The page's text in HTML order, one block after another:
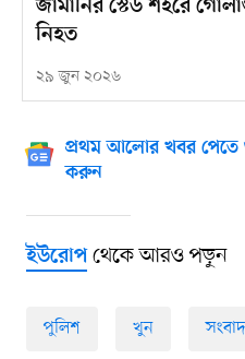
জার্মানির স্টেড শহরে
নিহত
২৯ জুন ২০২৬
প্রথম আলোর খবর
করুন
ইউরোপথেকে আরও পড়ুন
পুলিশ খুন